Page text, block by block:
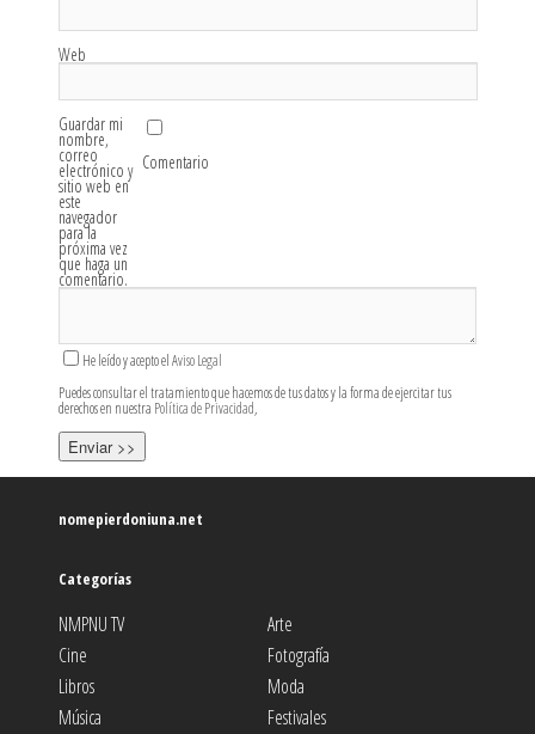
Web
Guardar mi
nombre,
correo
electrónico y
sitio web en
este
navegador
para la
próxima vez
que haga un
comentario.
Comentario
He leído y acepto elAviso Legal
Puedes consultar el tratamiento que hacemos de tus datos y la forma de ejercitar tus
derechos en nuestra Política de Privacidad,
nomepierdoniuna.net
Categorías
NMPNU TV
Arte
Cine
Fotografía
Libros
Moda
Música
Festivales